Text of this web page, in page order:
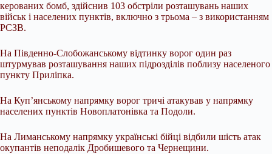
керованих бомб, здійснив 103 обстріли розташувань наших
військ і населених пунктів, включно з трьома – з використанням
РСЗВ.
На Південно-Слобожанському відтинку ворог один раз
штурмував розташування наших підрозділів поблизу населеного
пункту Приліпка.
На Куп’янському напрямку ворог тричі атакував у напрямку
населених пунктів Новоплатонівка та Подоли.
На Лиманському напрямку українські бійці відбили шість атак
окупантів неподалік Дробишевого та Чернещини.